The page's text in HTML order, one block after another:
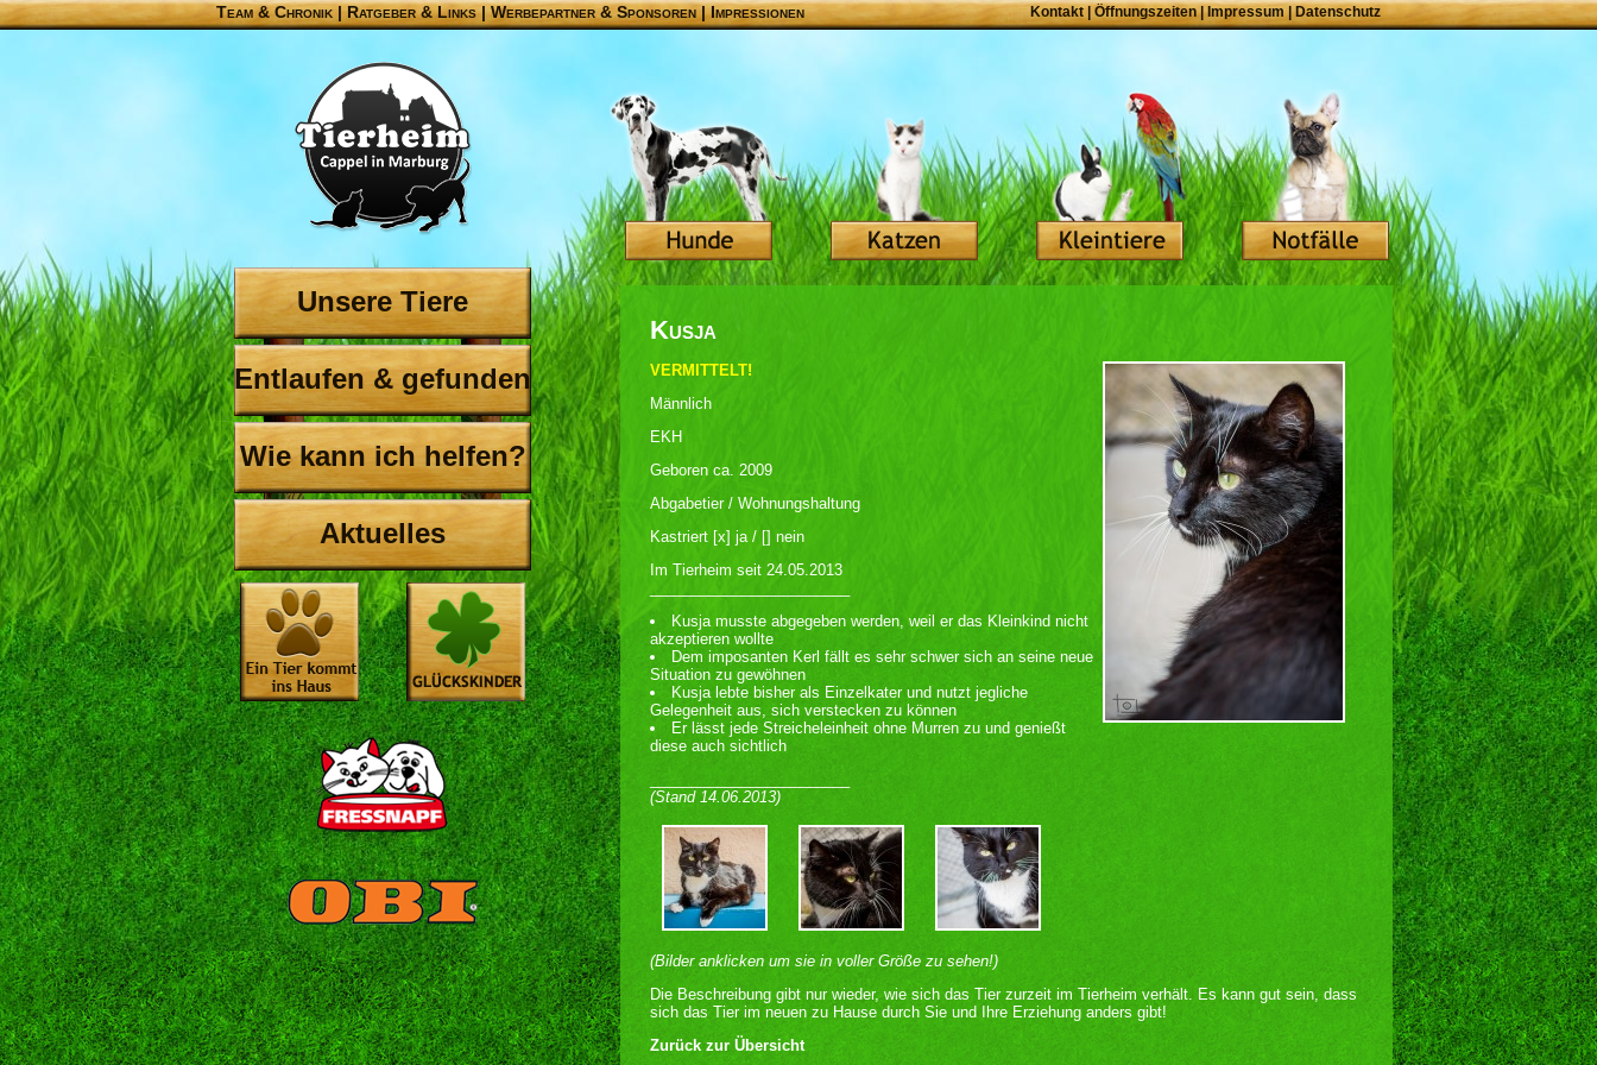
Team & Chronik |Ratgeber & Links|Werbepartner & Sponsoren|Impressionen Kontakt Öffnungszeiten| Impressum|Datenschutz
Unsere Tiere
Entlaufen & gefunden
Wie kann ich helfen?
Aktuelles
Kusja
VERMITTELT!
Männlich
EKH
Geboren ca. 2009
Abgabetier / Wohnungshaltung
Kastriert [x] ja / [] nein
Im Tierheim seit 24.05.2013
Kusja musste abgegeben werden, weil er das Kleinkind nicht
akzeptieren wollte
Dem imposanten Kerl fällt es sehr schwer sich an seine neue
Situation zu gewöhnen
Kusja lebte bisher als Einzelkater und nutzt jegliche
Gelegenheit aus, sich verstecken zu können
Er lässt jede Streicheleinheit ohne Murren zu und genießt
diese auch sichtlich
(Stand 14.06.2013)
(Bilder anklicken um sie in voller Größe zu sehen!)
Die Beschreibung gibt nur wieder, wie sich das Tier zurzeit im Tierheim verhält. Es kann gut sein, dass
sich das Tier im neuen zu Hause durch Sie und Ihre Erziehung anders gibt!
Zurück zur Übersicht